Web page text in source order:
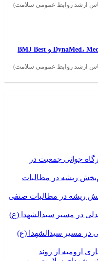
ارشد روابط عمومی سلامت)
مقایسه UpToDate با DynaMed، Medscape و BMJ Best
ارشد روابط عمومی سلامت)
جوانی جمعیت در
ریشه در مطالبات صنفی
در مسیر سیدالشهدا (ع)